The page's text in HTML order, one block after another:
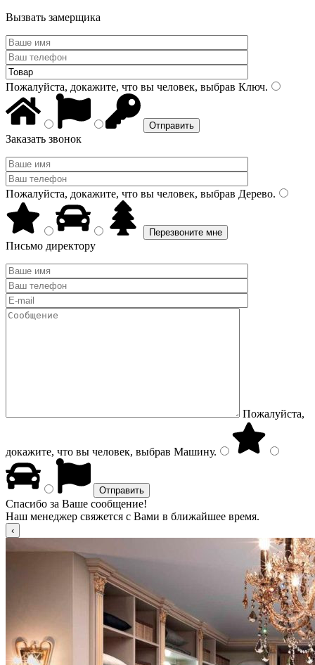
Вызвать замерщика
Пожалуйста, докажите, что вы человек, выбрав Ключ.
Заказать звонок
Пожалуйста, докажите, что вы человек, выбрав Дерево.
Письмо директору
Пожалуйста,
докажите, что вы человек, выбрав Машину.
Спасибо за Ваше сообщение!
Наш менеджер свяжется с Вами в ближайшее время.